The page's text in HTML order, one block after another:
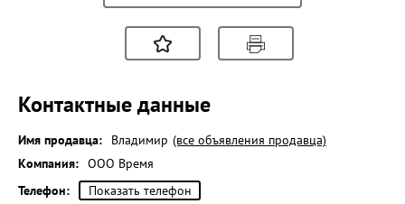
Контактные данные
Имя продавца: Владимир (все объявления продавца)
Компания: ООО Время
Телефон:
Показать телефон